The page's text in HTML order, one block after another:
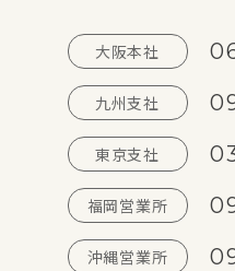
大阪本社
九州支社
東京支社
福岡営業所
沖縄営業所